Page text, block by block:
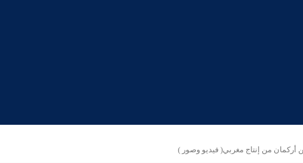
أركمان من إنتاج مغربي( فيديو وصور )